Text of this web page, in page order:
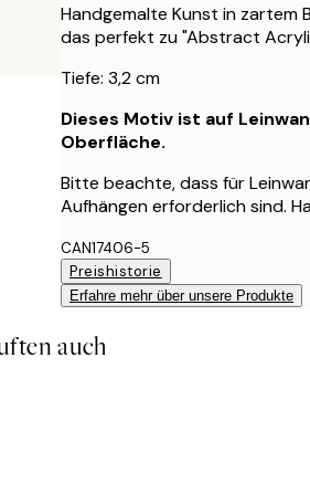
Handgemalte Kunst in zartem
das perfekt zu "Abstract
Tiefe: 3,2 cm
Dieses Motiv ist auf
Oberfläche.
Bitte beachte, dass für
Aufhängen erforderlich sind.
CAN17406-5
Preishistorie
Erfahre mehr über unsere Produkte
auch